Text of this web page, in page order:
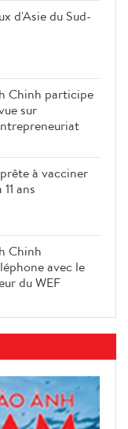
d'Asie du Sud-
Chinh participe
sur
à vacciner
ans
Chinh
avec le
du WEF